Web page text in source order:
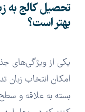
تحصیل کالج به
بهتر است؟
یکی از ویژگی‌های
امکان انتخاب زبان
بسته به علاقه و